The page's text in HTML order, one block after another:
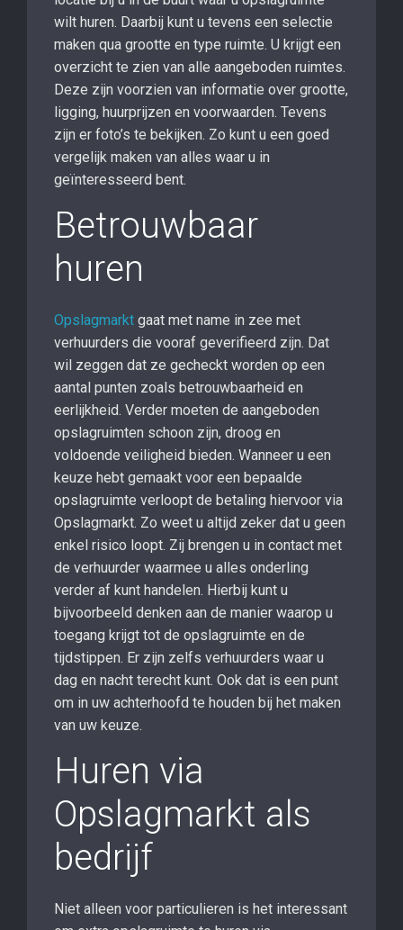
wilt huren. Daarbij kunt u tevens een selectie
maken qua grootte en type ruimte. U krijgt een
overzicht te zien van alle aangeboden ruimtes.
Deze zijn voorzien van informatie over grootte,
ligging, huurprijzen en voorwaarden. Tevens
zijn er foto’s te bekijken. Zo kunt u een goed
vergelijk maken van alles waar u in
geïnteresseerd bent.
Betrouwbaar
huren
Opslagmarkt gaat met name in zee met
verhuurders die vooraf geverifieerd zijn. Dat
wil zeggen dat ze gecheckt worden op een
aantal punten zoals betrouwbaarheid en
eerlijkheid. Verder moeten de aangeboden
opslagruimten schoon zijn, droog en
voldoende veiligheid bieden. Wanneer u een
keuze hebt gemaakt voor een bepaalde
opslagruimte verloopt de betaling hiervoor via
Opslagmarkt. Zo weet u altijd zeker dat u geen
enkel risico loopt. Zij brengen u in contact met
de verhuurder waarmee u alles onderling
verder af kunt handelen. Hierbij kunt u
bijvoorbeeld denken aan de manier waarop u
toegang krijgt tot de opslagruimte en de
tijdstippen. Er zijn zelfs verhuurders waar u
dag en nacht terecht kunt. Ook dat is een punt
om in uw achterhoofd te houden bij het maken
van uw keuze.
Huren via
Opslagmarkt als
bedrijf
Niet alleen voor particulieren is het interessant